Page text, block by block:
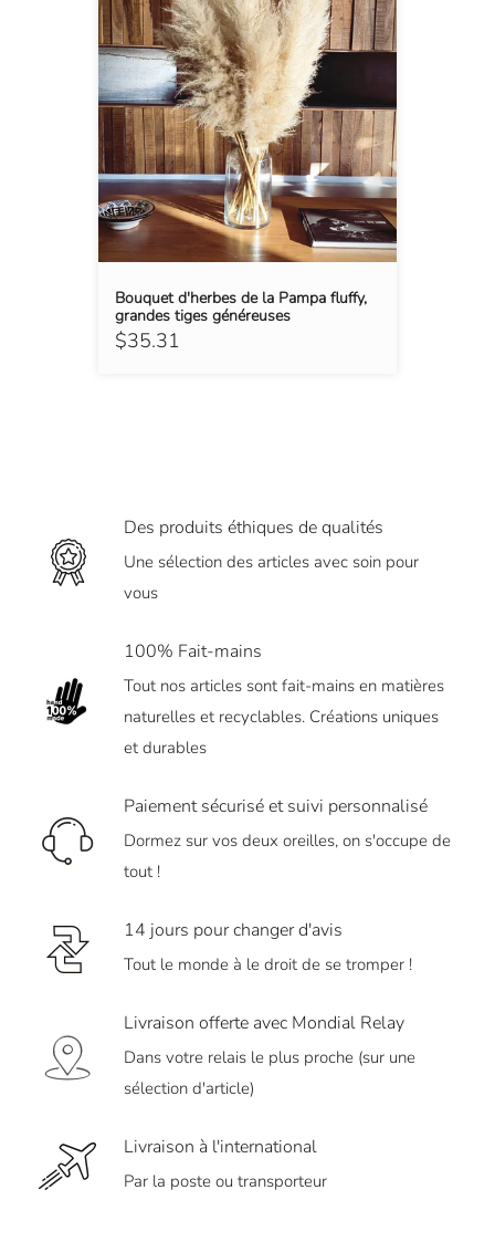
$35.31
Bouquet d'herbes de la Pampa fluffy,
grandes tiges généreuses
Des produits éthiques de qualités
Une sélection des articles avec soin pour
vous
100% Fait-mains
Tout nos articles sont fait-mains en matières
naturelles et recyclables. Créations uniques
et durables
Paiement sécurisé et suivi personnalisé
Dormez sur vos deux oreilles, on s'occupe de
tout !
14 jours pour changer d'avis
Tout le monde à le droit de se tromper !
Livraison offerte avec Mondial Relay
Dans votre relais le plus proche (sur une
sélection d'article)
Livraison à l'international
Par la poste ou transporteur